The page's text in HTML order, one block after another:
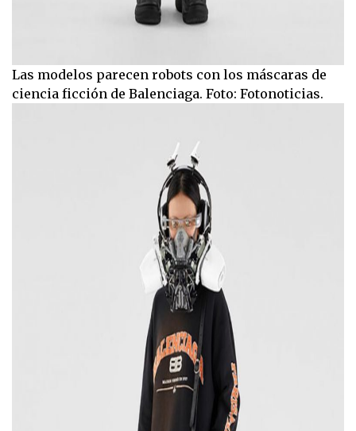
Las modelos parecen robots con los máscaras de
ciencia ficción de Balenciaga. Foto: Fotonoticias.